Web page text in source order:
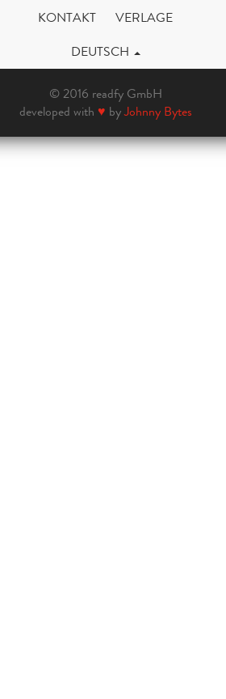
KONTAKT
VERLAGE
DEUTSCH
© 2016 readfy GmbH
developed with ♥ byJohnny Bytes